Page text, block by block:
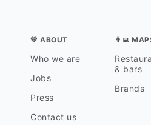
💛 ABOUT
Who we are
Jobs
Press
Contact us
👨‍💻
& bars
Brands